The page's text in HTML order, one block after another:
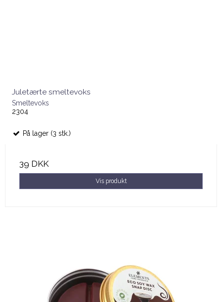
Juletærte smeltevoks
Smeltevoks
2304
På lager (3 stk.)
39 DKK
Vis produkt